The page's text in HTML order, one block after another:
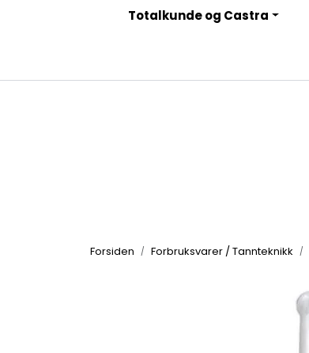
Totalkunde og Castra
Forsiden Forbruksvarer / Tannteknikk